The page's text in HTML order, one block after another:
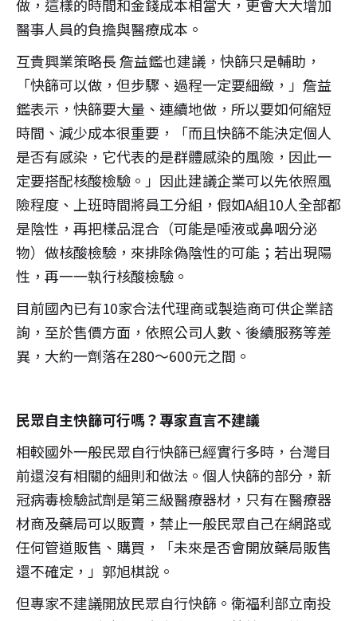
做，這樣的時間和金錢成本相當大，更會大大增加
醫事人員的負擔與醫療成本。
互貴興業策略長 詹益鑑也建議，快篩只是輔助，
「快篩可以做，但步驟、過程一定要細緻，」詹益
鑑表示，快篩要大量、連續地做，所以要如何縮短
時間、減少成本很重要，「而且快篩不能決定個人
是否有感染，它代表的是群體感染的風險，因此一
定要搭配核酸檢驗。」因此建議企業可以先依照風
險程度、上班時間將員工分組，假如A組10人全部都
是陰性，再把樣品混合（可能是唾液或鼻咽分泌
物）做核酸檢驗，來排除偽陰性的可能；若出現陽
性，再一一執行核酸檢驗。
目前國內已有10家合法代理商或製造商可供企業諮
詢，至於售價方面，依照公司人數、後續服務等差
異，大約一劑落在280～600元之間。
民眾自主快篩可行嗎？專家直言不建議
相較國外一般民眾自行快篩已經實行多時，台灣目
前還沒有相關的細則和做法。個人快篩的部分，新
冠病毒檢驗試劑是第三級醫療器材，只有在醫療器
材商及藥局可以販賣，禁止一般民眾自己在網路或
任何管道販售、購買，「未來是否會開放藥局販售
還不確定，」郭旭棋說。
但專家不建議開放民眾自行快篩。衛福利部立南投